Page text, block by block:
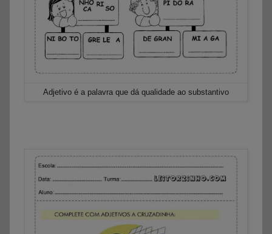
Adjetivo é a palavra que dá qualidade ao substantivo